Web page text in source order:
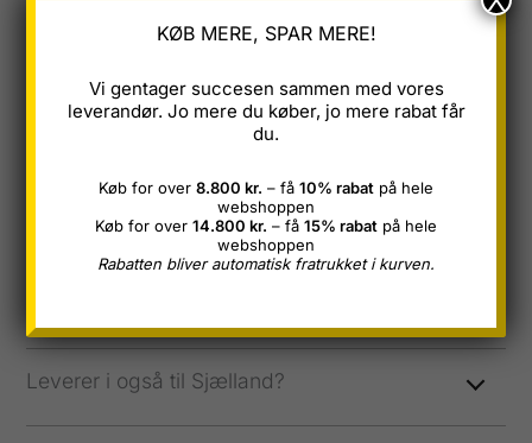
Hvor stammer jeres træ fra?
Hvad indebærer bæredygtige skove?
Hvad er Kvinta sortering
Hvilken kvalitet har jeres lærketræ og hvordan
Leverer i også til Sjælland?
KØB MERE, SPAR MERE!
Vi gentager succesen sammen med vores
leverandør. Jo mere du køber, jo mere rabat får
du.
Køb for over 8.800 kr. – få 10% rabat på hele
webshoppen
Køb for over 14.800 kr. – få 15% rabat på hele
webshoppen
Rabatten bliver automatisk fratrukket i kurven.